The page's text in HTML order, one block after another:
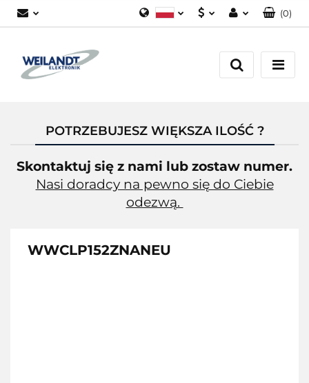
Załóż konto
(0)
POTRZEBUJESZ WIĘKSZA ILOŚĆ ?
Skontaktuj się z nami lub zostaw numer.
Nasi doradcy na pewno się do Ciebie
odezwą.
WWCLP152ZNANEU